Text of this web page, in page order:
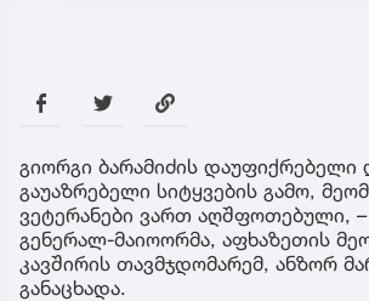
გიორგი ბარამიძის დაუფიქრებელი
გაუაზრებელი სიტყვების გამო,
ვეტერანები ვართ აღშფოთებული, –
გენერალ-მაიოორმა, აფხაზეთის
კავშირის თავმჯდომარემ, ანზორ
განაცხადა.